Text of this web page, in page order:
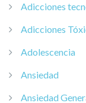
Adicciones
Adicciones
Adolescencia
Ansiedad
Ansiedad